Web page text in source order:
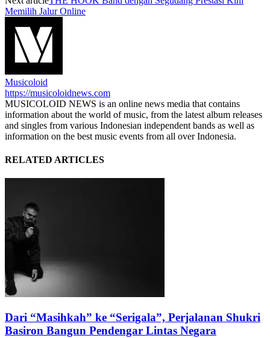
Memilih Jalur Online
Musicoloid
https://musicoloidnews.com
MUSICOLOID NEWS is an online news media that contains
information about the world of music, from the latest album releases
and singles from various Indonesian independent bands as well as
information on the best music events from all over Indonesia.
RELATED ARTICLES
Dari “Masihkah” ke “Serigala”, Perjalanan Shukri
Basiron Bangun Pendengar Lintas Negara